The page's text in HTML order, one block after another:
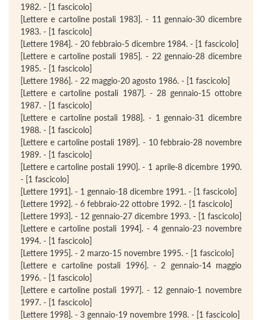
1982. - [1 fascicolo]
[Lettere e cartoline postali 1983]. - 11 gennaio-30 dicembre
1983. - [1 fascicolo]
[Lettere 1984]. - 20 febbraio-5 dicembre 1984. - [1 fascicolo]
[Lettere e cartoline postali 1985]. - 22 gennaio-28 dicembre
1985. - [1 fascicolo]
[Lettere 1986]. - 22 maggio-20 agosto 1986. - [1 fascicolo]
[Lettere e cartoline postali 1987]. - 28 gennaio-15 ottobre
1987. - [1 fascicolo]
[Lettere e cartoline postali 1988]. - 1 gennaio-31 dicembre
1988. - [1 fascicolo]
[Lettere e cartoline postali 1989]. - 10 febbraio-28 novembre
1989. - [1 fascicolo]
[Lettere e cartoline postali 1990]. - 1 aprile-8 dicembre 1990.
- [1 fascicolo]
[Lettere 1991]. - 1 gennaio-18 dicembre 1991. - [1 fascicolo]
[Lettere 1992]. - 6 febbraio-22 ottobre 1992. - [1 fascicolo]
[Lettere 1993]. - 12 gennaio-27 dicembre 1993. - [1 fascicolo]
[Lettere e cartoline postali 1994]. - 4 gennaio-23 novembre
1994. - [1 fascicolo]
[Lettere 1995]. - 2 marzo-15 novembre 1995. - [1 fascicolo]
[Lettere e cartoline postali 1996]. - 2 gennaio-14 maggio
1996. - [1 fascicolo]
[Lettere e cartoline postali 1997]. - 12 gennaio-1 novembre
1997. - [1 fascicolo]
[Lettere 1998]. - 3 gennaio-19 novembre 1998. - [1 fascicolo]